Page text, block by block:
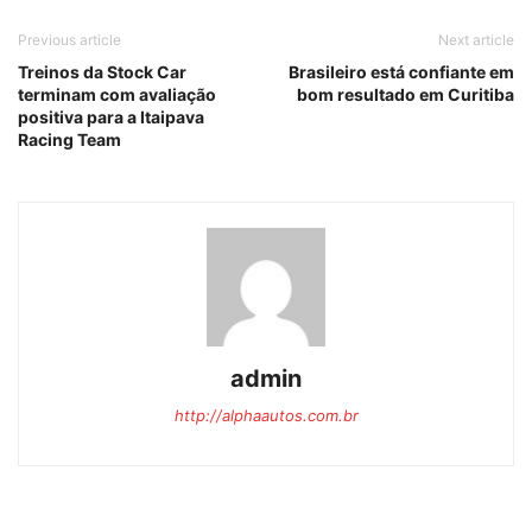
Previous article
Treinos da Stock Car
terminam com avaliação
positiva para a Itaipava
Racing Team
Next article
Brasileiro está confiante em
bom resultado em Curitiba
admin
http://alphaautos.com.br